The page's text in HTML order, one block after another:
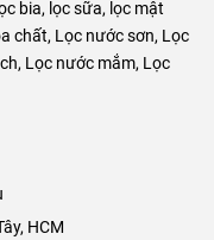
bia, lọc sữa, lọc mật
chất, Lọc nước sơn, Lọc
Lọc nước mắm, Lọc
HCM